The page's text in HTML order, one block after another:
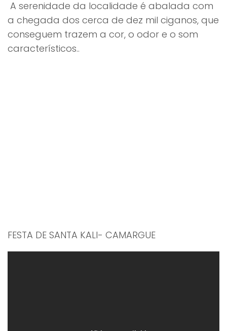
A serenidade da localidade é abalada com
a chegada dos cerca de dez mil ciganos, que
conseguem trazem a cor, o odor e o som
característicos..
FESTA DE SANTA KALI- CAMARGUE